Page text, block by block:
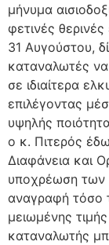
μήνυμα
φετινές
31 Αυγούστου,
καταναλωτές
σε ιδιαίτερα
επιλέγοντας
υψηλής
ο κ. Πιτερός
Διαφάνεια και
υποχρέωση των
αναγραφή τόσο
μειωμένης
καταναλωτής